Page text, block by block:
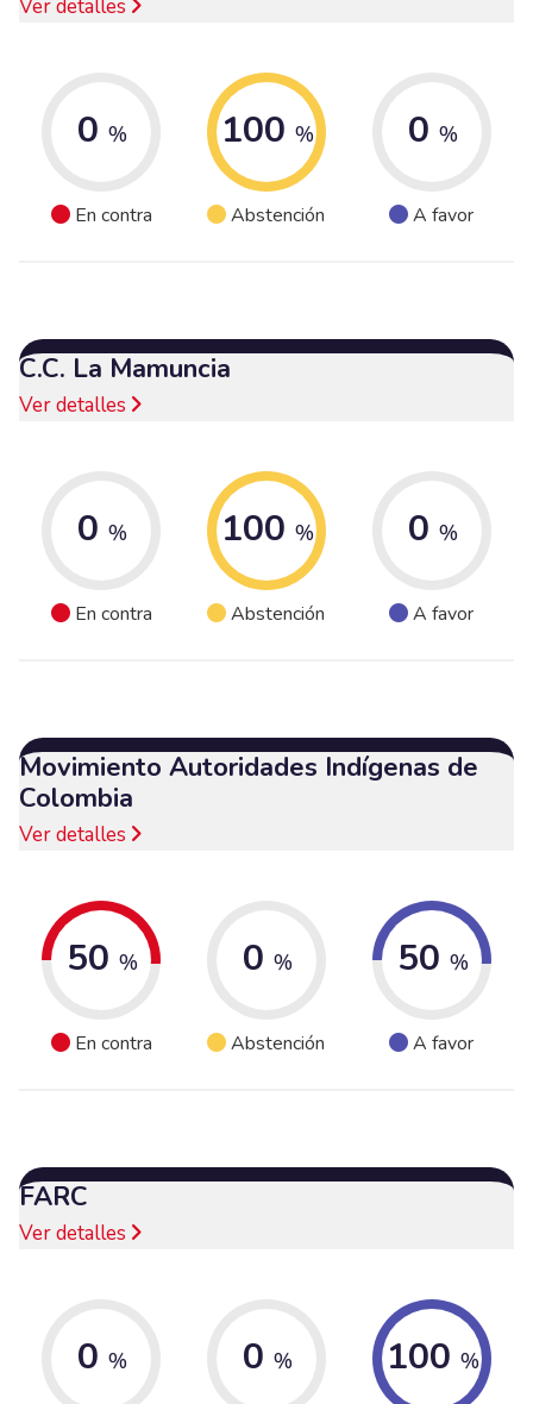
Ver detalles
0 %
En contra
100 %
Abstención
0 %
A favor
C.C. La Mamuncia
Ver detalles
0 %
En contra
100 %
Abstención
0 %
A favor
Movimiento Autoridades Indígenas de
Colombia
Ver detalles
50 %
En contra
0 %
Abstención
50 %
A favor
FARC
Ver detalles
0 % 0 % 100 %